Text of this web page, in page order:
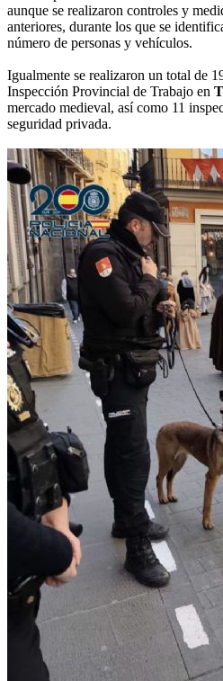
aunque se realizaron controles y
anteriores, durante los que se
número de personas y vehículos.
Igualmente se realizaron un total de
Inspección Provincial de Trabajo en
mercado medieval, así como 11
seguridad privada.